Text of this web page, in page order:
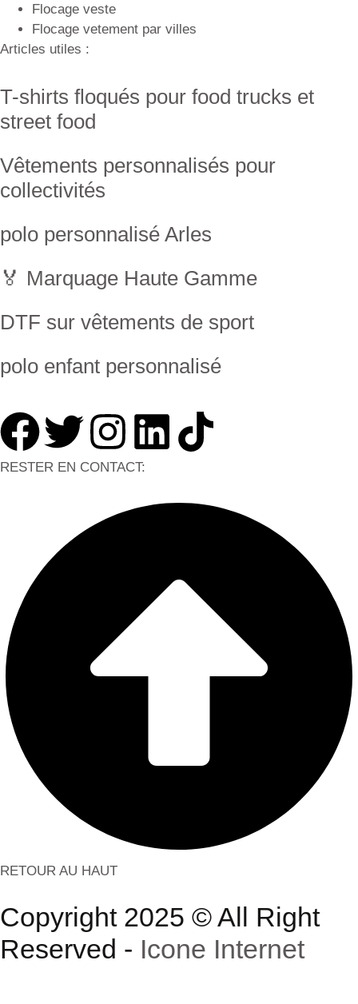
Flocage veste
Flocage vetement par villes
Articles utiles :
T-shirts floqués pour food trucks et
street food
Vêtements personnalisés pour
collectivités
polo personnalisé Arles
🏅 Marquage Haute Gamme
DTF sur vêtements de sport
polo enfant personnalisé
RESTER EN CONTACT:
RETOUR AU HAUT
Copyright 2025 © All Right
Reserved - Icone Internet